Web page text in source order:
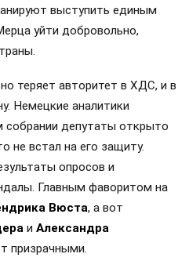
выступить единым
уйти добровольно,
теряет авторитет в ХДС, и в
Немецкие аналитики
собрании депутаты открыто
не встал на его защиту.
опросов и
Главным фаворитом на
Вюста, а вот
и Александра
призрачными.